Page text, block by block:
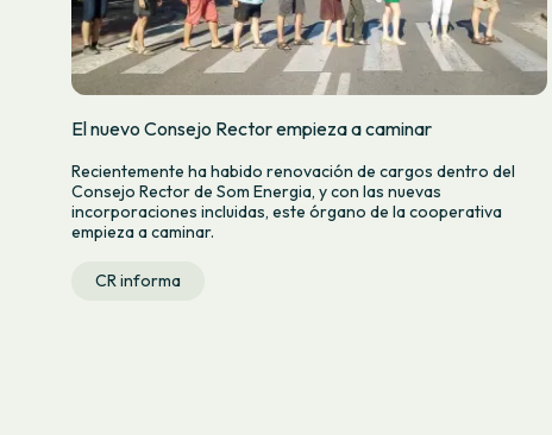
El nuevo Consejo Rector empieza a caminar
Recientemente ha habido renovación de cargos dentro del
Consejo Rector de Som Energia, y con las nuevas
incorporaciones incluidas, este órgano de la cooperativa
empieza a caminar.
CR informa